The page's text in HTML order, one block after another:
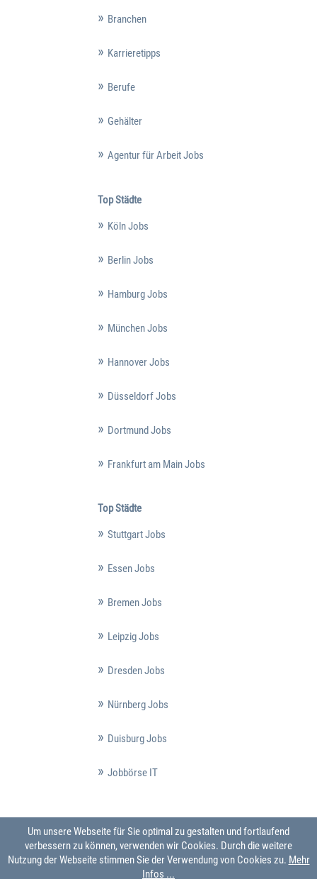
Branchen
Karrieretipps
Berufe
Gehälter
Agentur für Arbeit Jobs
Top Städte
Köln Jobs
Berlin Jobs
Hamburg Jobs
München Jobs
Hannover Jobs
Düsseldorf Jobs
Dortmund Jobs
Frankfurt am Main Jobs
Top Städte
Stuttgart Jobs
Essen Jobs
Bremen Jobs
Leipzig Jobs
Dresden Jobs
Nürnberg Jobs
Duisburg Jobs
Jobbörse IT
Um unsere Webseite für Sie optimal zu gestalten und fortlaufend
verbessern zu können, verwenden wir Cookies. Durch die weitere
Nutzung der Webseite stimmen Sie der Verwendung von Cookies zu. Mehr
Infos ...